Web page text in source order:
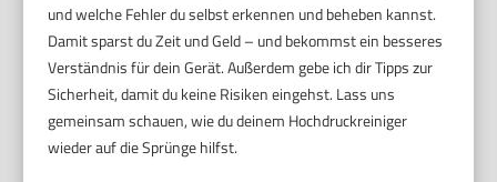
und welche Fehler du selbst erkennen und beheben kannst.
Damit sparst du Zeit und Geld – und bekommst ein besseres
Verständnis für dein Gerät. Außerdem gebe ich dir Tipps zur
Sicherheit, damit du keine Risiken eingehst. Lass uns
gemeinsam schauen, wie du deinem Hochdruckreiniger
wieder auf die Sprünge hilfst.